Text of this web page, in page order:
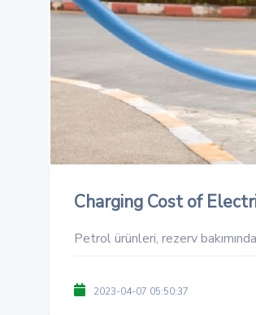
Charging Cost of
Petrol ürünleri, rezerv
2023-04-07 05:50:37